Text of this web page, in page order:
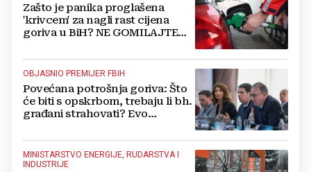
Zašto je panika proglašena
'krivcem' za nagli rast cijena
goriva u BiH? NE GOMILAJTE
OBJASNIO PREMIJER FBIH
Povećana potrošnja goriva: Što
će biti s opskrbom, trebaju li bh.
građani strahovati? Evo
MINISTARSTVO ENERGIJE, RUDARSTVA I
INDUSTRIJE